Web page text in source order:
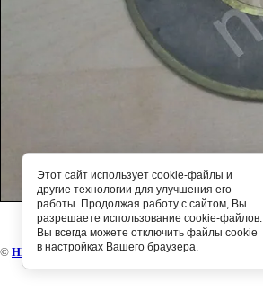
© НЕВА-диз
Этот сайт использует cookie-файлы и
другие технологии для улучшения его
работы. Продолжая работу с сайтом, Вы
разрешаете использование cookie-файлов.
Вы всегда можете отключить файлы cookie
в настройках Вашего браузера.